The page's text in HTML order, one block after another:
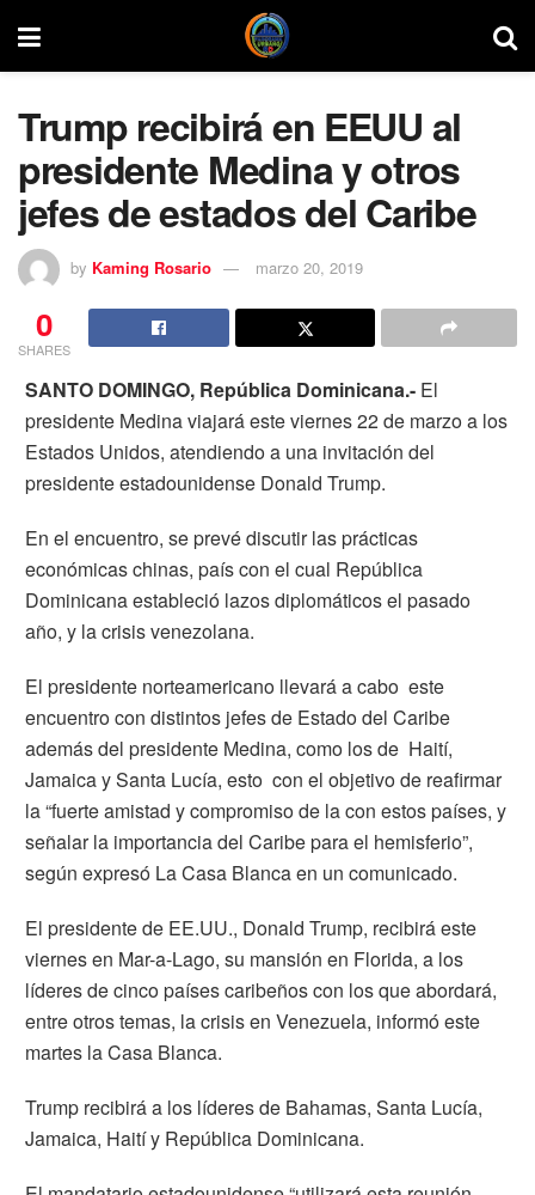
Trump recibirá en EEUU al
presidente Medina y otros
jefes de estados del Caribe
by Kaming Rosario marzo 20, 2019
0
SHARES
SANTO DOMINGO, República Dominicana.- El
presidente Medina viajará este viernes 22 de marzo a los
Estados Unidos, atendiendo a una invitación del
presidente estadounidense Donald Trump.
En el encuentro, se prevé discutir las prácticas
económicas chinas, país con el cual República
Dominicana estableció lazos diplomáticos el pasado
año, y la crisis venezolana.
El presidente norteamericano llevará a cabo este
encuentro con distintos jefes de Estado del Caribe
además del presidente Medina, como los de Haití,
Jamaica y Santa Lucía, esto con el objetivo de reafirmar
la “fuerte amistad y compromiso de la con estos países, y
señalar la importancia del Caribe para el hemisferio”,
según expresó La Casa Blanca en un comunicado.
El presidente de EE.UU., Donald Trump, recibirá este
viernes en Mar-a-Lago, su mansión en Florida, a los
líderes de cinco países caribeños con los que abordará,
entre otros temas, la crisis en Venezuela, informó este
martes la Casa Blanca.
Trump recibirá a los líderes de Bahamas, Santa Lucía,
Jamaica, Haití y República Dominicana.